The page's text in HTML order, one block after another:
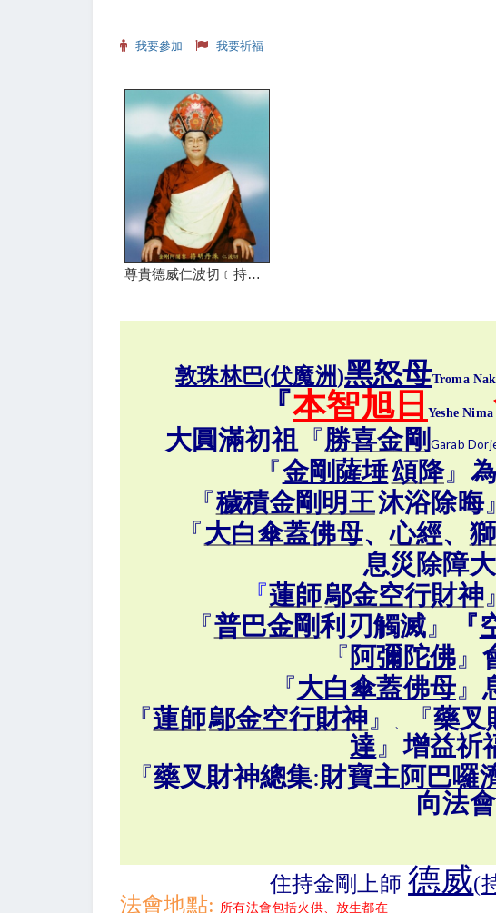
我要參加 我要祈福
尊貴德威仁波切﹝持明丹珠仁波切﹞
敦珠林巴(伏魔洲)黑怒母Troma
『本智旭日 Yeshe Nima
大圓滿初祖 『勝喜金剛 Garab
『金剛薩埵頌降』
『穢積金剛明王沐浴除晦』
『大白傘蓋佛母、心經、
息災除障
『蓮師鄔金空行財神』
『普巴金剛利刃觸滅 』 『
『 阿彌陀佛 』
『大白傘蓋佛母 』
『蓮師鄔金空行財神 』 『藥叉
達 』增益祈
『藥叉財神總集:財寶主阿巴囉
向法會
住持金剛上師 德威(
法會地點: 所有法會包括火供、放生都在